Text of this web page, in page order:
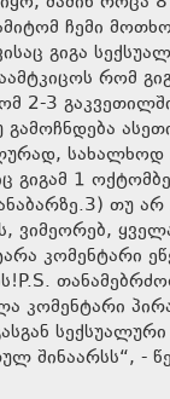
ჩემი
გიგა
რომ
2-3
სახალხოდ
გიგამ 1
თუ არ
ვიმეორებ,
კომენტარი
კომენტარი
შინაარსს“, -